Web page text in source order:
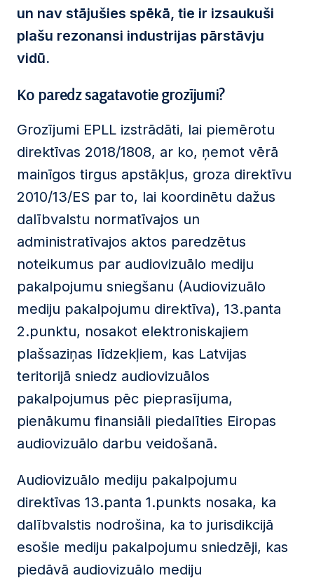
un nav stājušies spēkā, tie ir izsaukuši
plašu rezonansi industrijas pārstāvju
vidū.
Ko paredz sagatavotie grozījumi?
Grozījumi EPLL izstrādāti, lai piemērotu
direktīvas 2018/1808, ar ko, ņemot vērā
mainīgos tirgus apstākļus, groza direktīvu
2010/13/ES par to, lai koordinētu dažus
dalībvalstu normatīvajos un
administratīvajos aktos paredzētus
noteikumus par audiovizuālo mediju
pakalpojumu sniegšanu (Audiovizuālo
mediju pakalpojumu direktīva), 13.panta
2.punktu, nosakot elektroniskajiem
plašsaziņas līdzekļiem, kas Latvijas
teritorijā sniedz audiovizuālos
pakalpojumus pēc pieprasījuma,
pienākumu finansiāli piedalīties Eiropas
audiovizuālo darbu veidošanā.
Audiovizuālo mediju pakalpojumu
direktīvas 13.panta 1.punkts nosaka, ka
dalībvalstis nodrošina, ka to jurisdikcijā
esošie mediju pakalpojumu sniedzēji, kas
piedāvā audiovizuālo mediju